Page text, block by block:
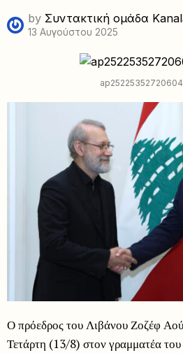
by Συντακτική ομάδα
13 Αυγούστου 2025
Ο πρόεδρος του Λιβάνου Ζοζέφ
Τετάρτη (13/8) στον γραμματέα